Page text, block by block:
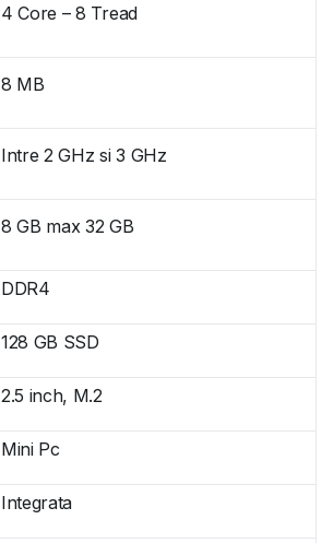
4 Core – 8 Tread
8 MB
Intre 2 GHz si 3 GHz
8 GB max 32 GB
DDR4
128 GB SSD
2.5 inch, M.2
Mini Pc
Integrata